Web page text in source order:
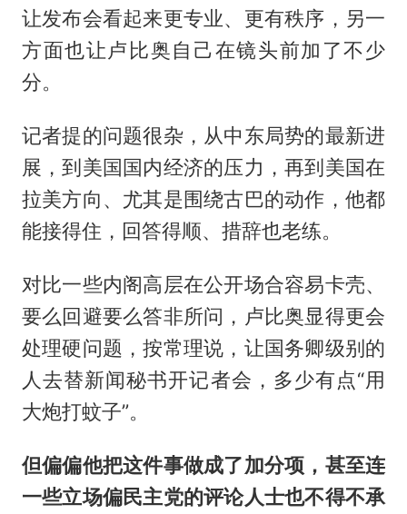
让发布会看起来更专业、更有秩序，另一
方面也让卢比奥自己在镜头前加了不少
分。
记者提的问题很杂，从中东局势的最新进
展，到美国国内经济的压力，再到美国在
拉美方向、尤其是围绕古巴的动作，他都
能接得住，回答得顺、措辞也老练。
对比一些内阁高层在公开场合容易卡壳、
要么回避要么答非所问，卢比奥显得更会
处理硬问题，按常理说，让国务卿级别的
人去替新闻秘书开记者会，多少有点“用
大炮打蚊子”。
但偏偏他把这件事做成了加分项，甚至连
一些立场偏民主党的评论人士也不得不承